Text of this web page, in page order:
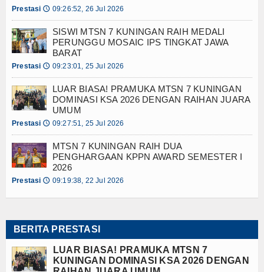
GLOBAL
INDEX BERITA
GALLERY
VIDEO
FOTO
DOWNLOAD AREA
TENTANG PIP
SYARAT AJUAN PIP
PELAPORAN PIP
KEBERSAMAAN
JAWA BARAT
KEPUTRIAN
TAHFIZ, DAN KEPUTRIAN
EDUKASI PERLINDUNGAN ANAK
BARU LITERASI DIGITAL
JUARA UMUM
Prestasi 🕔 09:26:52, 26 Jul 2026
SISWI MTSN 7 KUNINGAN RAIH MEDALI
PERUNGGU MOSAIC IPS TINGKAT JAWA
BARAT
Prestasi 🕔 09:23:01, 25 Jul 2026
LUAR BIASA! PRAMUKA MTSN 7 KUNINGAN
DOMINASI KSA 2026 DENGAN RAIHAN JUARA
UMUM
Prestasi 🕔 09:27:51, 25 Jul 2026
MTSN 7 KUNINGAN RAIH DUA
PENGHARGAAN KPPN AWARD SEMESTER I
2026
Prestasi 🕔 09:19:38, 22 Jul 2026
BERITA PRESTASI
LUAR BIASA! PRAMUKA MTSN 7
KUNINGAN DOMINASI KSA 2026 DENGAN